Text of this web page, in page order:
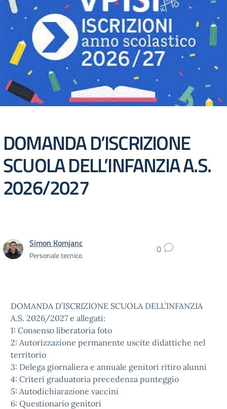
DOMANDA D’ISCRIZIONE
SCUOLA DELL’INFANZIA A.S.
2026/2027
Simon Komjanc
Personale tecnico 0
DOMANDA D’ISCRIZIONE SCUOLA DELL’INFANZIA
A.S. 2026/2027 e allegati:
1: Consenso liberatoria foto
2: Autorizzazione permanente uscite didattiche nel
territorio
3: Delega giornaliera e annuale genitori ritiro alunni
4: Criteri graduatoria precedenza punteggio
5: Autodichiarazione vaccini
6: Questionario genitori